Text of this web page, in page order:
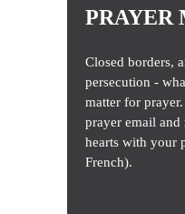
PRAYER
Closed borders,
persecution -
matter for
prayer email and
hearts with your
French).